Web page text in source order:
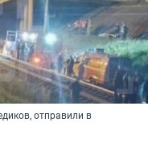
отправили в